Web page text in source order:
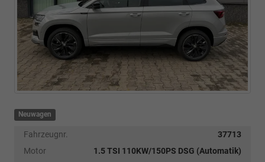
Neuwagen
Fahrzeugnr.
37713
Motor
1.5 TSI 110KW/150PS DSG (Automatik)